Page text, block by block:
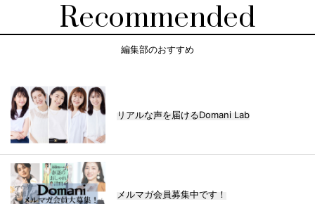
Recommended
編集部のおすすめ
リアルな声を届けるDomani Lab
メルマガ会員募集中です！